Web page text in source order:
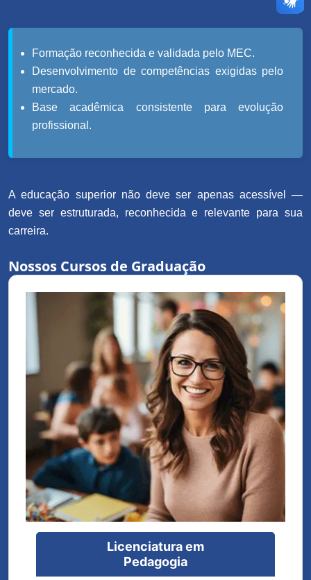
Formação reconhecida e validada pelo MEC.
Desenvolvimento de competências exigidas pelo
mercado.
Base acadêmica consistente para evolução
profissional.
A educação superior não deve ser apenas acessível —
deve ser estruturada, reconhecida e relevante para sua
carreira.
Nossos Cursos de Graduação
Licenciatura em
Pedagogia